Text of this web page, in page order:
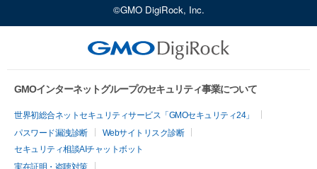
©GMO DigiRock, Inc.
GMOインターネットグループのセキュリティ事業について
世界初総合ネットセキュリティサービス「GMOセキュリティ24」
パスワード漏洩診断
Webサイトリスク診断
セキュリティ相談AIチャットボット
実在証明・盗聴対策